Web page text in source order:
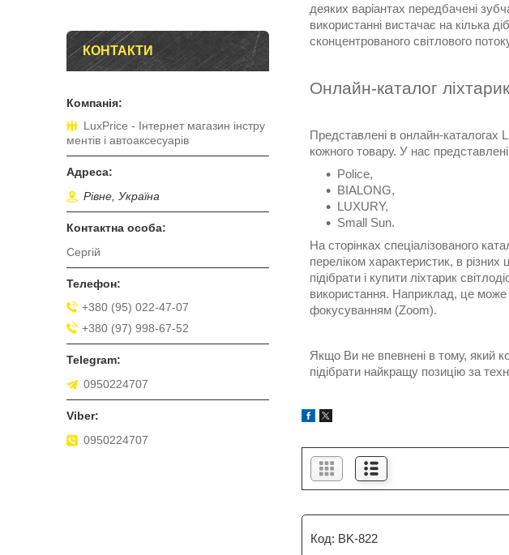
деяких варіантах передбачені
використанні вистачає на кілька
сконцентрованого світлового
Онлайн-каталог
Представлені в онлайн-каталогах
кожного товару. У нас
Police,
BIALONG,
LUXURY,
Small Sun.
На сторінках спеціалізованого
переліком характеристик, в
підібрати і купити ліхтарик
використання. Наприклад, це може
фокусуванням (Zoom).
Якщо Ви не впевнені в тому, який
підібрати найкращу позицію за
BK-822
КОНТАКТИ
LuxPrice - Інтернет магазин інстру
ментів і автоаксесуарів
Рівне, Україна
Сергій
+380 (95) 022-47-07
+380 (97) 998-67-52
0950224707
0950224707